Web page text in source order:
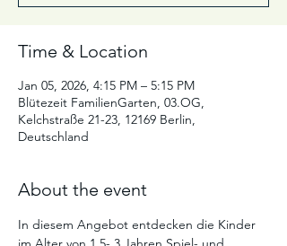
Time & Location
Jan 05, 2026, 4:15 PM – 5:15 PM
Blütezeit FamilienGarten, 03.OG,
Kelchstraße 21-23, 12169 Berlin,
Deutschland
About the event
In diesem Angebot entdecken die Kinder